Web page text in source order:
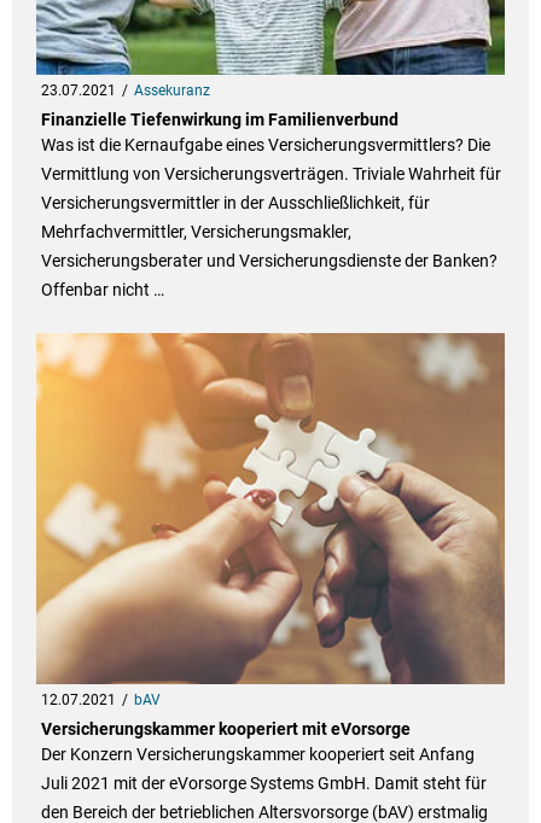
23.07.2021 Assekuranz
Finanzielle Tiefenwirkung im Familienverbund
Was ist die Kernaufgabe eines Versicherungsvermittlers? Die
Vermittlung von Versicherungsverträgen. Triviale Wahrheit für
Versicherungsvermittler in der Ausschließlichkeit, für
Mehrfachvermittler, Versicherungsmakler,
Versicherungsberater und Versicherungsdienste der Banken?
Offenbar nicht …
12.07.2021 bAV
Versicherungskammer kooperiert mit eVorsorge
Der Konzern Versicherungskammer kooperiert seit Anfang
Juli 2021 mit der eVorsorge Systems GmbH. Damit steht für
den Bereich der betrieblichen Altersvorsorge (bAV) erstmalig